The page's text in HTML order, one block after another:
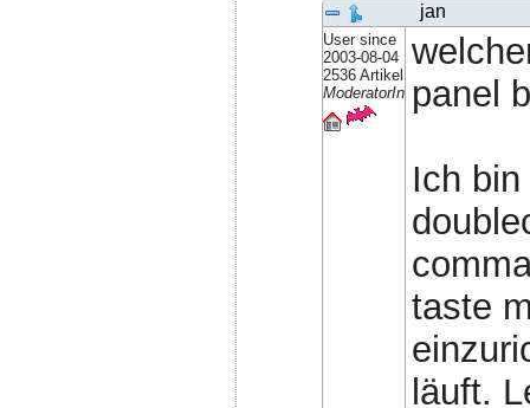
jan
User since
2003-08-04
2536 Artikel
ModeratorIn panel
Ich
taste
läuft.